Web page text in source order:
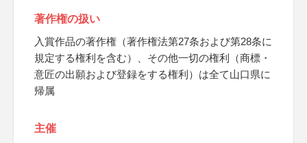
著作権の扱い
入賞作品の著作権（著作権法第27条および第28条に
規定する権利を含む）、その他一切の権利（商標・
意匠の出願および登録をする権利）は全て山口県に
帰属
主催